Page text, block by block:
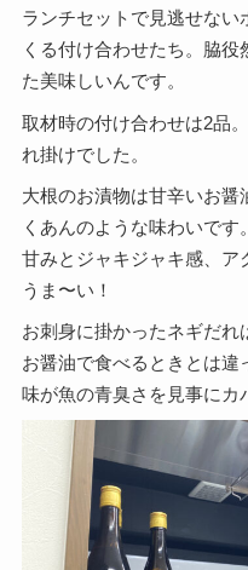
ランチセットで見逃せない
くる付け合わせたち。脇
た美味しいんです。
取材時の付け合わせは2品
れ掛けでした。
大根のお漬物は甘辛いお醤
くあんのような味わいで
甘みとジャキジャキ感、ア
うま〜い！
お刺身に掛かったネギだれ
お醤油で食べるときとは違
味が魚の青臭さを見事にカ